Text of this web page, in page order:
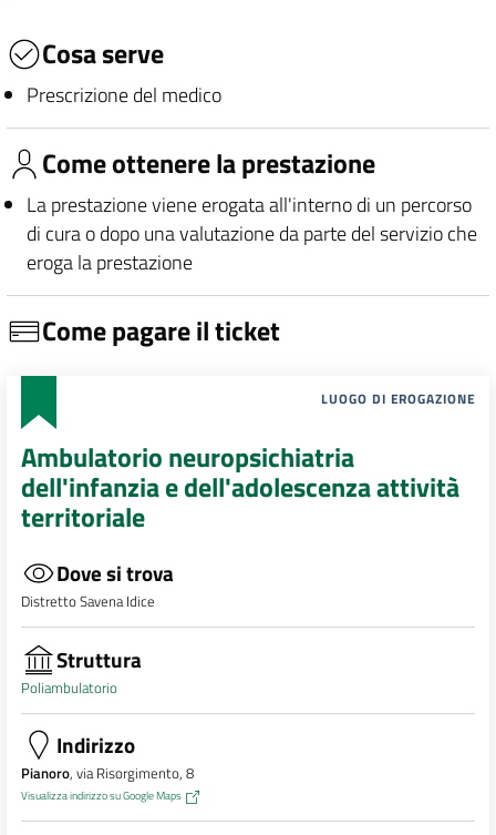
Cosa serve
Prescrizione del medico
Come ottenere la prestazione
La prestazione viene erogata all'interno di un percorso
di cura o dopo una valutazione da parte del servizio che
eroga la prestazione
Come pagare il ticket
LUOGO DI EROGAZIONE
Ambulatorio neuropsichiatria
dell'infanzia e dell'adolescenza attività
territoriale
Dove si trova
Distretto Savena Idice
Struttura
Poliambulatorio
Indirizzo
Pianoro, via Risorgimento, 8
Visualizza indirizzo su Google Maps